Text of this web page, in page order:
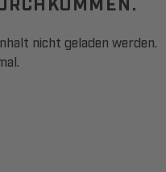
nicht geladen werden.